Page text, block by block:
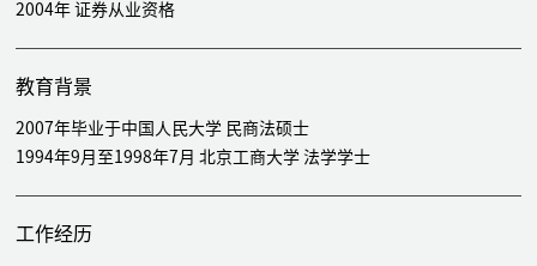
2004年 证券从业资格
教育背景
2007年毕业于中国人民大学 民商法硕士
1994年9月至1998年7月 北京工商大学 法学学士
工作经历